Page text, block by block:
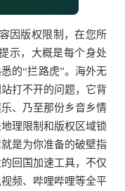
因版权限制，在您所
示，大概是每个身处
的“拦路虎”。海外无
打不开的问题，它背
、乃至那份乡音乡情
理限制和版权区域锁
是为你准备的破壁指
回国加速工具，不仅
频、哔哩哔哩等全平